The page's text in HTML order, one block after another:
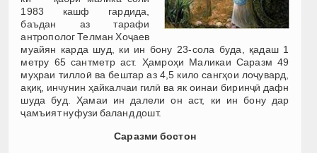
1983 кашф гардида,
баъдан аз тарафи
антрополог Телман Хоҷаев
муайян карда шуд, ки ин бону 23-сола буда, қадаш 1
метру 65 сантметр аст. Ҳамроҳи Маликаи Саразм 49
муҳраи тиллоӣ ва бештар аз 4,5 кило сангҳои лоҷувард,
ақиқ, инчунин ҳайкалчаи гилӣ ва як оинаи биринҷӣ дафн
шуда буд. Ҳамаи ин далели он аст, ки ин бону дар
ҷамъият нуфузи баланд дошт.
Саразми бостон